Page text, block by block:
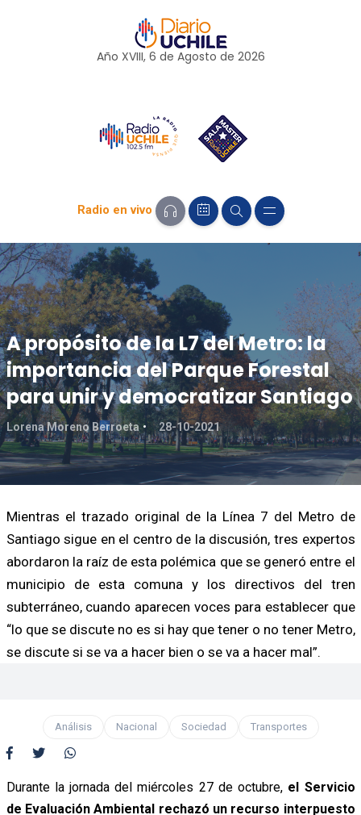
Año XVIII, 6 de Agosto de 2026
Radio en vivo
A propósito de la L7 del Metro: la
importancia del Parque Forestal
para unir y democratizar Santiago
Lorena Moreno Berroeta 28-10-2021
Mientras el trazado original de la Línea 7 del Metro de
Santiago sigue en el centro de la discusión, tres expertos
abordaron la raíz de esta polémica que se generó entre el
municipio de esta comuna y los directivos del tren
subterráneo, cuando aparecen voces para establecer que
“lo que se discute no es si hay que tener o no tener Metro,
se discute si se va a hacer bien o se va a hacer mal”.
Análisis Nacional Sociedad Transportes
Durante la jornada del miércoles 27 de octubre, el Servicio
de Evaluación Ambiental rechazó un recurso interpuesto